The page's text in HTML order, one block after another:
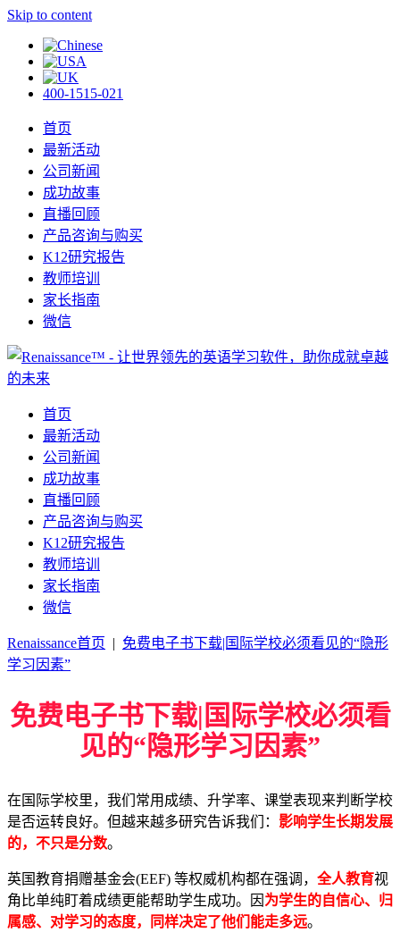
Skip to content
400-1515-021
首页
最新活动
公司新闻
成功故事
直播回顾
产品咨询与购买
K12研究报告
教师培训
家长指南
微信
首页
最新活动
公司新闻
成功故事
直播回顾
产品咨询与购买
K12研究报告
教师培训
家长指南
微信
Renaissance首页 | 免费电子书下载|国际学校必须看见的“隐形
学习因素”
免费电子书下载|国际学校必须看
见的“隐形学习因素”
在国际学校里，我们常用成绩、升学率、课堂表现来判断学校
是否运转良好。但越来越多研究告诉我们： 影响学生长期发展
的，不只是分数。
英国教育捐赠基金会(EEF) 等权威机构都在强调， 全人教育视
角比单纯盯着成绩更能帮助学生成功。因 为学生的自信心、归
属感、对学习的态度，同样决定了他们能走多远。